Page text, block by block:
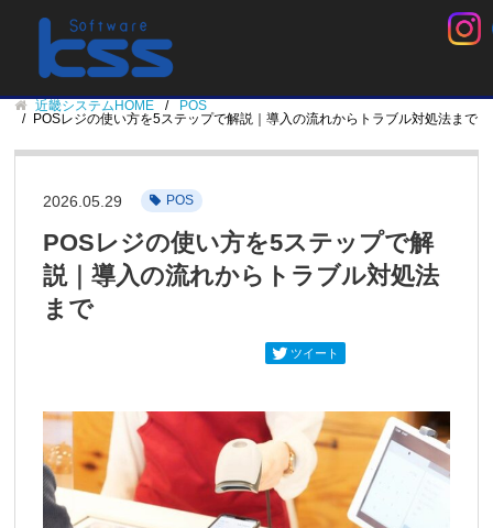
近畿システムHOME
POS
POSレジの使い方を5ステップで解説｜導入の流れからトラブル対処法まで
2026.05.29 POS
ツイート
POSレジの使い方を5ステップで解
説｜導入の流れからトラブル対処法
まで